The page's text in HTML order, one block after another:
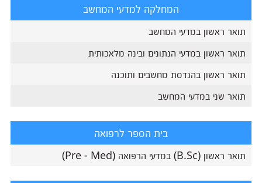
המחלקה למדעי המחשב
תואר ראשון במדעי המחשב
תואר ראשון במדעי הנתונים ובינה מלאכותית
תואר ראשון בהנדסת מחשבים ותוכנה
תואר שני במדעי המחשב
בית הספר לרפואה
תואר ראשון (B.Sc) במדעי הרפואה (Pre - Med)